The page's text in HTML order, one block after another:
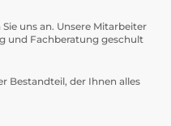
uns an. Unsere Mitarbeiter
und Fachberatung geschult
Bestandteil, der Ihnen alles